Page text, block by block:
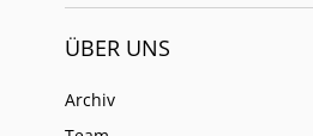
ÜBER UNS
Archiv